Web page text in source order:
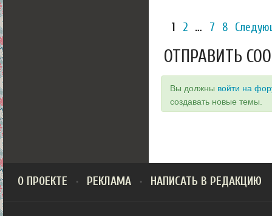
1 2 … 7 8
ОТПРАВИТЬ
Вы должны войти на
создавать новые темы.
О ПРОЕКТЕ РЕКЛАМА НАПИСАТЬ В РЕДАКЦИЮ